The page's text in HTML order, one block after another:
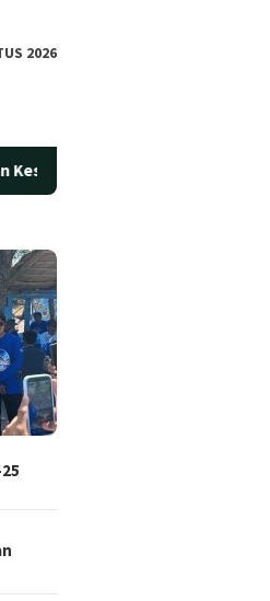
2026
Prioritas